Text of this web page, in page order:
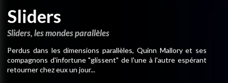
Sliders
Sliders, les mondes parallèles
Perdus dans les dimensions parallèles, Quinn Mallory et ses
compagnons d'infortune "glissent" de l'une à l'autre espérant
retourner chez eux un jour...